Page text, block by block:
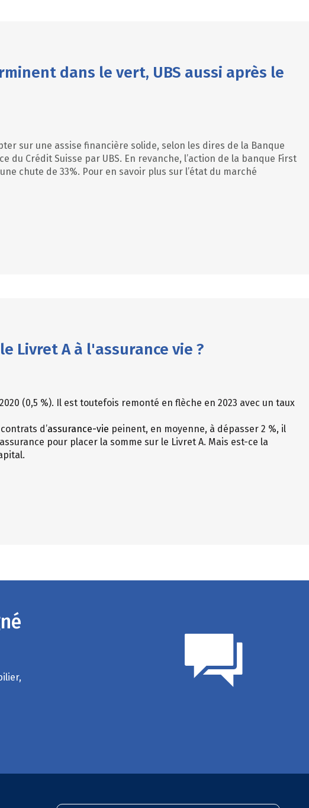
dans le vert, UBS aussi après le
sur une assise financière solide, selon les dires de la Banque
du Crédit Suisse par UBS. En revanche, l’action de la banque First
chute de 33%. Pour en savoir plus sur l’état du marché
Livret A à l'assurance vie ?
(0,5 %). Il est toutefois remonté en flèche en 2023 avec un taux
d’assurance-vie peinent, en moyenne, à dépasser 2 %, il
pour placer la somme sur le Livret A. Mais est-ce la